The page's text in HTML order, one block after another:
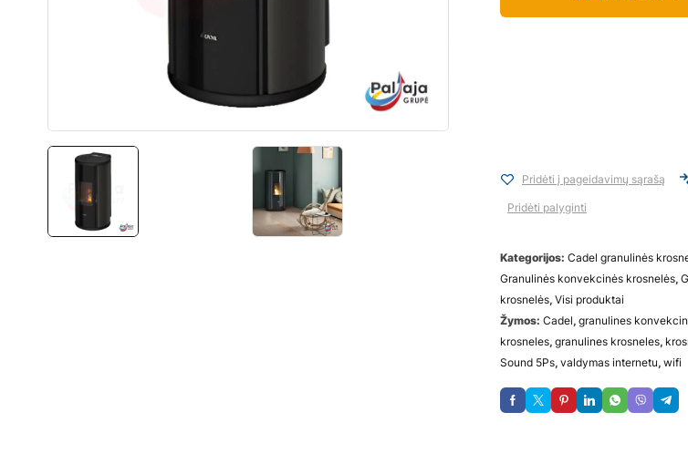
Pridėti į pageidavimų sąrašą
Pridėti palyginti
Kategorijos: Cadel granulinės
Granulinės konvekcinės krosnelės,
krosnelės, Visi produktai
Žymos: Cadel, granulines
krosneles, granulines krosneles,
Sound 5Ps, valdymas internetu, wifi